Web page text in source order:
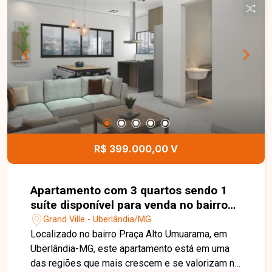
serviço. Os ambientes são bem planejados e
proporcionam excelente aproveitamento dos
espaços, oferecendo conforto e praticidade para
o dia a dia. Esta é uma excelente oportunidade
para quem busca um apartamento moderno,
funcional e bem localizado no bairro Grand Ville.
Agende uma visita e venha conhecer todos os
detalhes deste imóvel.
R$ 399.000,00 V
Apartamento com 3 quartos sendo 1
suíte disponível para venda no bairro
Praça Alto Umuarama em Uberlândia-
MG
Grand Ville - Uberlândia/MG
Localizado no bairro Praça Alto Umuarama, em
Uberlândia-MG, este apartamento está em uma
das regiões que mais crescem e se valorizam na